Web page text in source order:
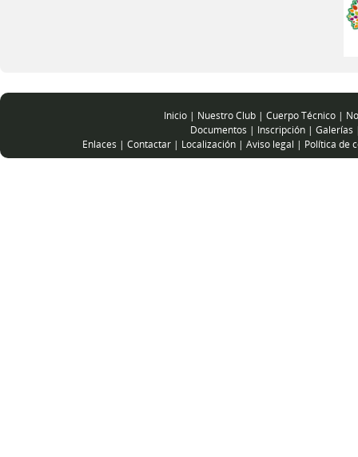
Inicio | Nuestro Club | Cuerpo Técnico |
Documentos | Inscripción | Galerías
Enlaces | Contactar | Localización | Aviso legal | Política de